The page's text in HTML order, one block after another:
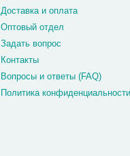
Доставка и оплата
Оптовый отдел
Задать вопрос
Контакты
Вопросы и ответы (FAQ)
Политика конфиденциальности